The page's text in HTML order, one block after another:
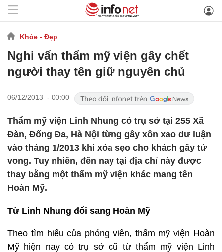
Khỏe - Đẹp
Nghi vấn thẩm mỹ viện gây chết
người thay tên giữ nguyên chủ
06/12/2013 - 00:00
Thẩm mỹ viện Linh Nhung có trụ sở tại 255 Xã
Đàn, Đống Đa, Hà Nội từng gây xôn xao dư luận
vào tháng 1/2013 khi xóa sẹo cho khách gây tử
vong. Tuy nhiên, đến nay tại địa chỉ này được
thay bằng một thẩm mỹ viện khác mang tên
Hoàn Mỹ.
Từ Linh Nhung đổi sang Hoàn Mỹ
Theo tìm hiểu của phóng viên, thẩm mỹ viện Hoàn
Mỹ hiện nay có trụ sở cũ từ thẩm mỹ viện Linh